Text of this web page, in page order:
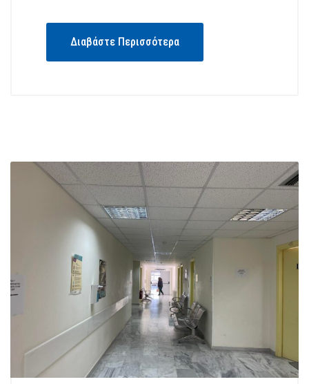
Διαβάστε Περισσότερα